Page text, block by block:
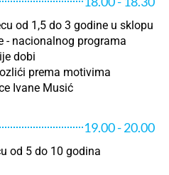
od 1,5 do 3 godine u sklopu
- nacionalnog programa
dobi
prema motivima
Ivane Musić
19.00 - 20.00
od 5 do 10 godina